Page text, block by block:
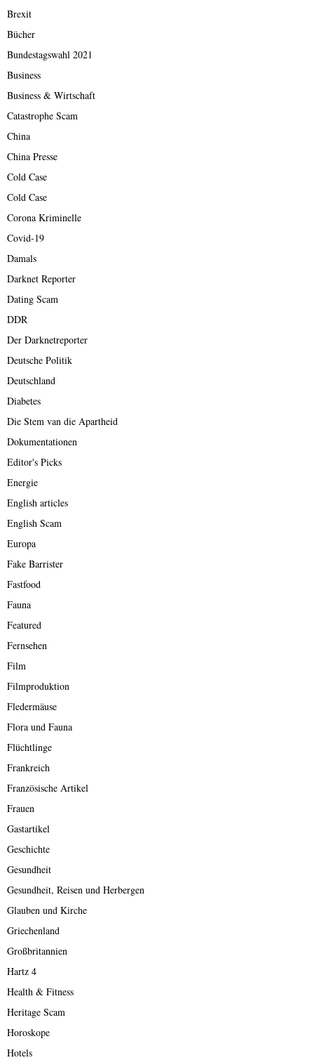
Brexit
Bücher
Bundestagswahl 2021
Business
Business & Wirtschaft
Catastrophe Scam
China
China Presse
Cold Case
Cold Case
Corona Kriminelle
Covid-19
Damals
Darknet Reporter
Dating Scam
DDR
Der Darknetreporter
Deutsche Politik
Deutschland
Diabetes
Die Stem van die Apartheid
Dokumentationen
Editor's Picks
Energie
English articles
English Scam
Europa
Fake Barrister
Fastfood
Fauna
Featured
Fernsehen
Film
Filmproduktion
Fledermäuse
Flora und Fauna
Flüchtlinge
Frankreich
Französische Artikel
Frauen
Gastartikel
Geschichte
Gesundheit
Gesundheit, Reisen und Herbergen
Glauben und Kirche
Griechenland
Großbritannien
Hartz 4
Health & Fitness
Heritage Scam
Horoskope
Hotels